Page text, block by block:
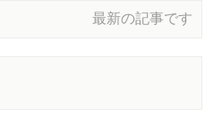
最新の記事です